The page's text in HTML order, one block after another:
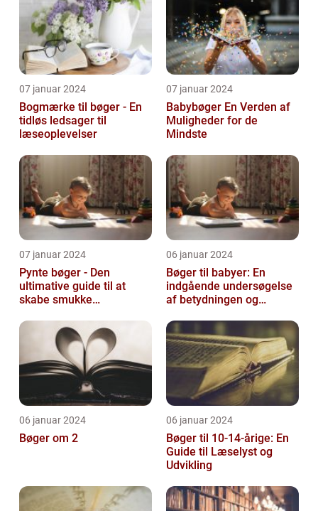
07 januar 2024
Bogmærke til bøger - En
tidløs ledsager til
læseoplevelser
07 januar 2024
Babybøger En Verden af
Muligheder for de
Mindste
07 januar 2024
Pynte bøger - Den
ultimative guide til at
skabe smukke
06 januar 2024
Bøger til babyer: En
indgående undersøgelse
af betydningen og
læsestof
06 januar 2024
Bøger om 2
06 januar 2024
Bøger til 10-14-årige: En
Guide til Læselyst og
Udvikling